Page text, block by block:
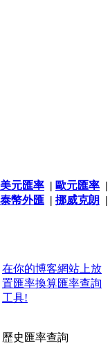
美元匯率 | 歐元匯率 |
泰幣外匯 | 挪威克朗 |
在你的博客網站上放
置匯率換算匯率查詢
工具!
歷史匯率查詢